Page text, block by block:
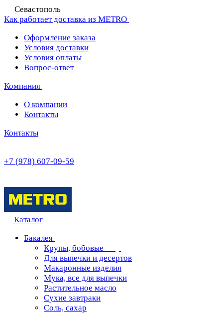
Севастополь
Как работает доставка из METRO
Оформление заказа
Условия доставки
Условия оплаты
Вопрос-ответ
Компания
О компании
Контакты
Контакты
+7 (978) 607-09-59
Каталог
Бакалея
Крупы, бобовые
Для выпечки и десертов
Макаронные изделия
Мука, все для выпечки
Растительное масло
Сухие завтраки
Соль, сахар